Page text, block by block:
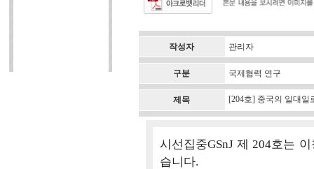
작성자 관리자
구분 국제협력 연구
제목 [204호] 중국의 일대
시선집중GSnJ 제 204호는
습니다.